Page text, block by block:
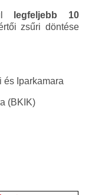
legfeljebb 10
zsűri döntése
és Iparkamara
(BKIK)